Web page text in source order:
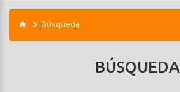
Búsqueda
BÚSQUEDA